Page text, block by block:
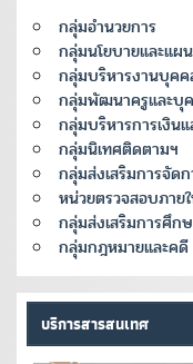
กลุ่มอำนวยการ
กลุ่มนโยบายและแผน
กลุ่มบริหารงานบุค
กลุ่มพัฒนาครูและบุ
กลุ่มบริหารการเงิน
กลุ่มนิเทศติดตามฯ
กลุ่มส่งเสริมการจัด
หน่วยตรวจสอบภาย
กลุ่มส่งเสริมการศึก
กลุ่มกฎหมายและคดี
บริการสารสนเทศ